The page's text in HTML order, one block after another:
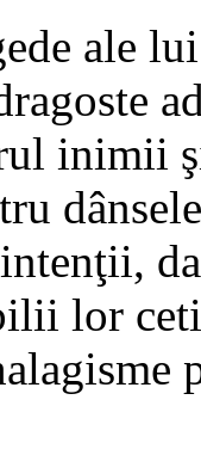
ale
inimii
lor